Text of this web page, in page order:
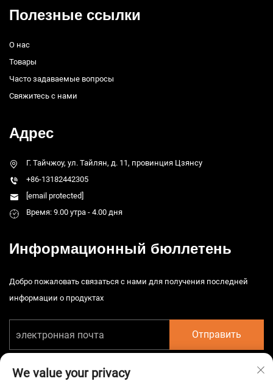
Полезные ссылки
О нас
Товары
Часто задаваемые вопросы
Свяжитесь с нами
Адрес
Г. Тайчжоу, ул. Тайлян, д. 11, провинция Цзянсу
+86-13182442305
[email protected]
Время: 9.00 утра - 4.00 дня
Информационный бюллетень
Добро пожаловать связаться с нами для получения последней
информации о продуктах
Отправить
We value your privacy